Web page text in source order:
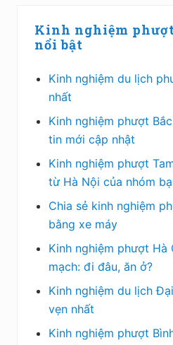
Sidebar
chính
Kinh nghiệm
nổi bật
Kinh nghiệm du lịch
nhất
Kinh nghiệm phượt
tin mới cập nhật
Kinh nghiệm phượt
từ Hà Nội của nhóm
Chia sẻ kinh nghiệm
bằng xe máy
Kinh nghiệm phượt Hà
mạch: đi đâu, ăn ở?
Kinh nghiệm du lịch
vẹn nhất
Kinh nghiệm phượt